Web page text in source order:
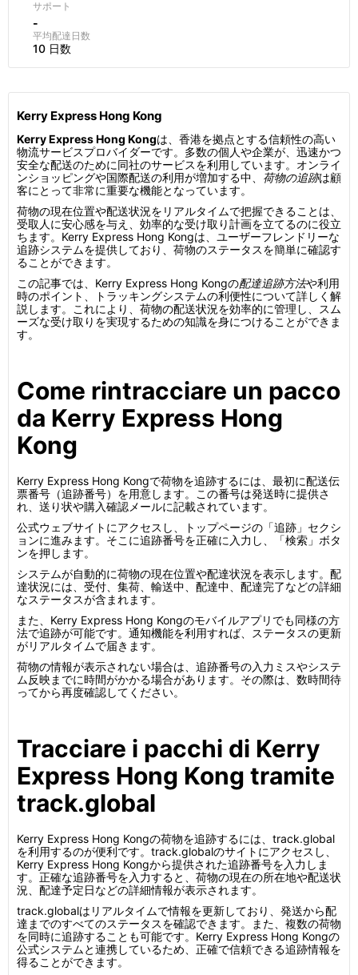
サポート
-
平均配達日数
10 日数
Kerry Express Hong Kong
Kerry Express Hong Kongは、香港を拠点とする信頼性の高い
物流サービスプロバイダーです。多数の個人や企業が、迅速かつ
安全な配送のために同社のサービスを利用しています。オンライ
ンショッピングや国際配送の利用が増加する中、 荷物の追跡は顧
客にとって非常に重要な機能となっています。
荷物の現在位置や配送状況をリアルタイムで把握できることは、
受取人に安心感を与え、効率的な受け取り計画を立てるのに役立
ちます。Kerry Express Hong Kongは、ユーザーフレンドリーな
追跡システムを提供しており、荷物のステータスを簡単に確認す
ることができます。
この記事では、Kerry Express Hong Kongの配達追跡方法や利用
時のポイント、トラッキングシステムの利便性について詳しく解
説します。これにより、荷物の配送状況を効率的に管理し、スム
ーズな受け取りを実現するための知識を身につけることができま
す。
Come rintracciare un pacco
da Kerry Express Hong
Kong
Kerry Express Hong Kongで荷物を追跡するには、最初に配送伝
票番号（追跡番号）を用意します。この番号は発送時に提供さ
れ、送り状や購入確認メールに記載されています。
公式ウェブサイトにアクセスし、トップページの「追跡」セクシ
ョンに進みます。そこに追跡番号を正確に入力し、「検索」ボタ
ンを押します。
システムが自動的に荷物の現在位置や配達状況を表示します。配
達状況には、受付、集荷、輸送中、配達中、配達完了などの詳細
なステータスが含まれます。
また、Kerry Express Hong Kongのモバイルアプリでも同様の方
法で追跡が可能です。通知機能を利用すれば、ステータスの更新
がリアルタイムで届きます。
荷物の情報が表示されない場合は、追跡番号の入力ミスやシステ
ム反映までに時間がかかる場合があります。その際は、数時間待
ってから再度確認してください。
Tracciare i pacchi di Kerry
Express Hong Kong tramite
track.global
Kerry Express Hong Kongの荷物を追跡するには、track.global
を利用するのが便利です。track.globalのサイトにアクセスし、
Kerry Express Hong Kongから提供された追跡番号を入力しま
す。正確な追跡番号を入力すると、荷物の現在の所在地や配送状
況、配達予定日などの詳細情報が表示されます。
track.globalはリアルタイムで情報を更新しており、発送から配
達までのすべてのステータスを確認できます。また、複数の荷物
を同時に追跡することも可能です。Kerry Express Hong Kongの
公式システムと連携しているため、正確で信頼できる追跡情報を
得ることができます。